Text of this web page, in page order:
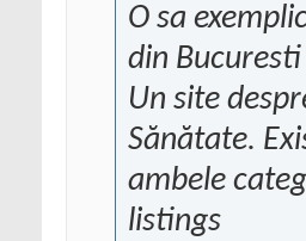
O sa
din
Un site
Sănătate.
ambele
listings